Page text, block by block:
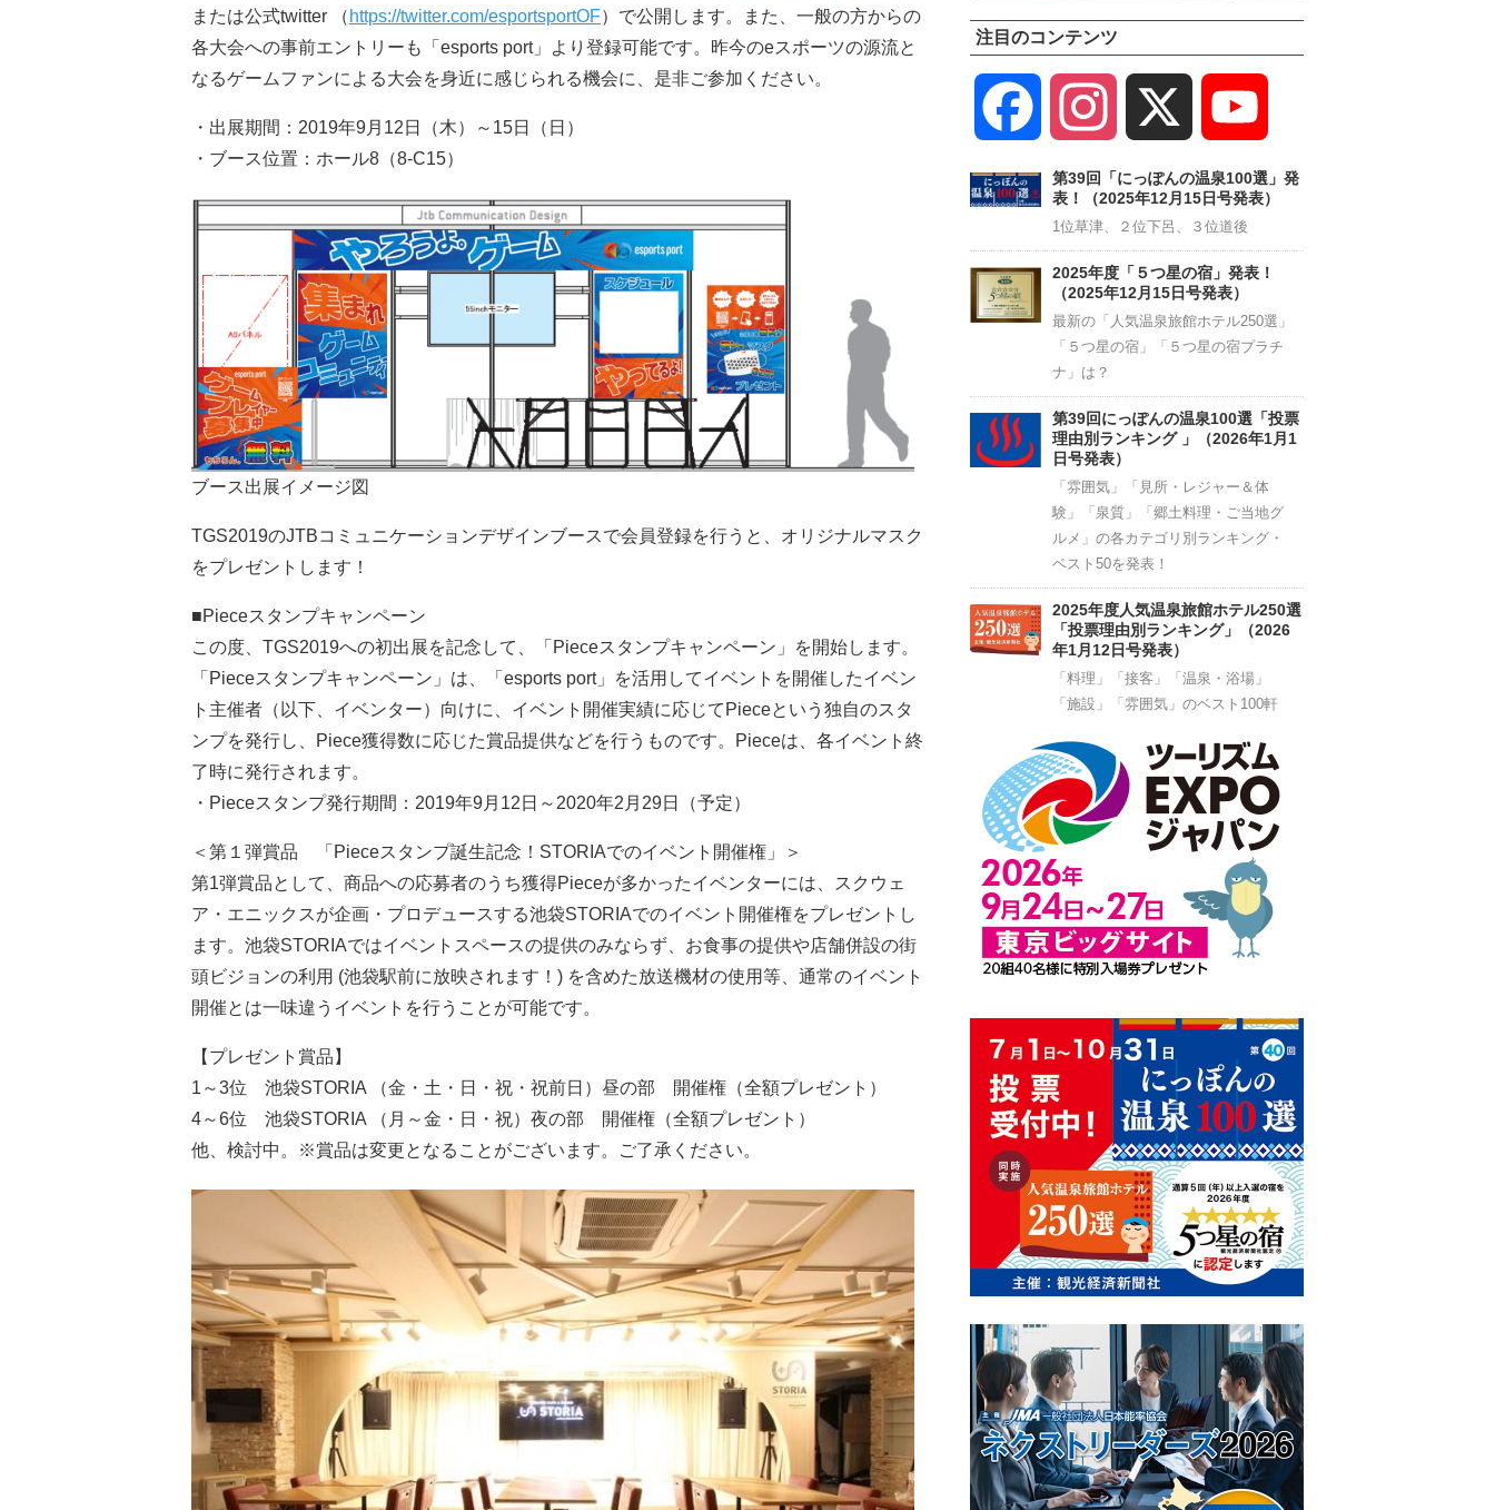
または公式twitter （ https://twitter.com/esportsportOF）で公開します。また、一般の方からの
各大会への事前エントリーも「esports port」より登録可能です。昨今のeスポーツの源流と
なるゲームファンによる大会を身近に感じられる機会に、是非ご参加ください。
・出展期間：2019年9月12日（木）～15日（日）
・ブース位置：ホール8（8-C15）
ブース出展イメージ図
TGS2019のJTBコミュニケーションデザインブースで会員登録を行うと、オリジナルマスク
をプレゼントします！
■Pieceスタンプキャンペーン
この度、TGS2019への初出展を記念して、「Pieceスタンプキャンペーン」を開始します。
「Pieceスタンプキャンペーン」は、「esports port」を活用してイベントを開催したイベン
ト主催者（以下、イベンター）向けに、イベント開催実績に応じてPieceという独自のスタ
ンプを発行し、Piece獲得数に応じた賞品提供などを行うものです。Pieceは、各イベント終
了時に発行されます。
・Pieceスタンプ発行期間：2019年9月12日～2020年2月29日（予定）
＜第１弾賞品 「Pieceスタンプ誕生記念！STORIAでのイベント開催権」＞
第1弾賞品として、商品への応募者のうち獲得Pieceが多かったイベンターには、スクウェ
ア・エニックスが企画・プロデュースする池袋STORIAでのイベント開催権をプレゼントし
ます。池袋STORIAではイベントスペースの提供のみならず、お食事の提供や店舗併設の街
頭ビジョンの利用 (池袋駅前に放映されます！) を含めた放送機材の使用等、通常のイベント
開催とは一味違うイベントを行うことが可能です。
【プレゼント賞品】
1～3位 池袋STORIA （金・土・日・祝・祝前日）昼の部 開催権（全額プレゼント）
4～6位 池袋STORIA （月～金・日・祝）夜の部 開催権（全額プレゼント）
他、検討中。※賞品は変更となることがございます。ご了承ください。
注目のコンテンツ
Facebook Instagram
Channel
第39回「にっぽんの温泉100選」発
表！（2025年12月15日号発表）
1位草津、２位下呂、３位道後
2025年度「５つ星の宿」発表！
（2025年12月15日号発表）
最新の「人気温泉旅館ホテル250選」
「５つ星の宿」「５つ星の宿プラチ
ナ」は？
第39回にっぽんの温泉100選「投票
理由別ランキング 」（2026年1月1
日号発表）
「雰囲気」「見所・レジャー＆体
験」「泉質」「郷土料理・ご当地グ
ルメ」の各カテゴリ別ランキング・
ベスト50を発表！
2025年度人気温泉旅館ホテル250選
「投票理由別ランキング」（2026
年1月12日号発表）
「料理」「接客」「温泉・浴場」
「施設」「雰囲気」のベスト100軒